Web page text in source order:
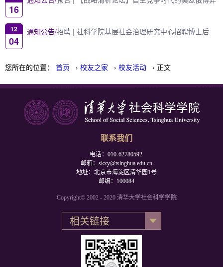
您所在的位置： 首页 › 校友之家 › 校友活动 › 正文
16
12
04
通知公告/招聘 | 社科学院基层社会治理研究中心招聘博士后
联系我们
电话：010-62780592
邮箱：skxy@tsinghua.edu.cn
地址：北京市海淀区清华园1号
邮编：100084
Copyright© 2002 - 2020 清华大学社会科学学院